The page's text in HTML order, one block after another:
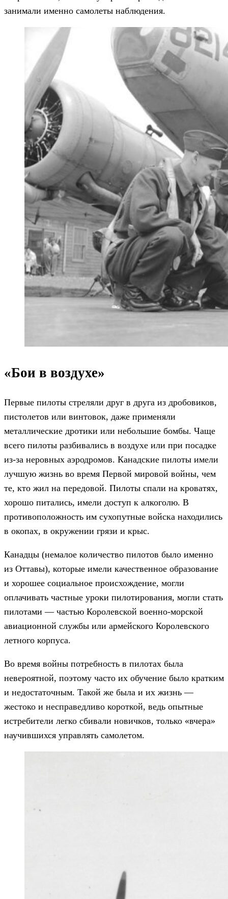
занимали именно самолеты наблюдения.
«Бои в воздухе»
Первые пилоты стреляли друг в друга из дробовиков,
пистолетов или винтовок, даже применяли
металлические дротики или небольшие бомбы. Чаще
всего пилоты разбивались в воздухе или при посадке
из-за неровных аэродромов. Канадские пилоты имели
лучшую жизнь во время Первой мировой войны, чем
те, кто жил на передовой. Пилоты спали на кроватях,
хорошо питались, имели доступ к алкоголю. В
противоположность им сухопутные войска находились
в окопах, в окружении грязи и крыс.
Канадцы (немалое количество пилотов было именно
из Оттавы), которые имели качественное образование
и хорошее социальное происхождение, могли
оплачивать частные уроки пилотирования, могли стать
пилотами — частью Королевской военно-морской
авиационной службы или армейского Королевского
летного корпуса.
Во время войны потребность в пилотах была
невероятной, поэтому часто их обучение было кратким
и недостаточным. Такой же была и их жизнь —
жестоко и несправедливо короткой, ведь опытные
истребители легко сбивали новичков, только «вчера»
научившихся управлять самолетом.